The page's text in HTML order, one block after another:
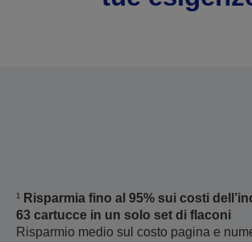
¹ Risparmia fino al 95% sui costi
63 cartucce in un solo set di flaconi
Risparmio medio sul costo pagina e